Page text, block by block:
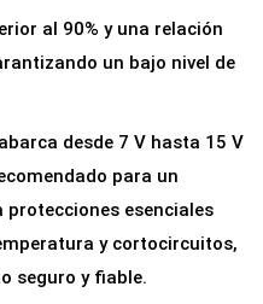
al 90% y una relación
un bajo nivel de
desde 7 V hasta 15 V
para un
esenciales
y cortocircuitos,
seguro y fiable.